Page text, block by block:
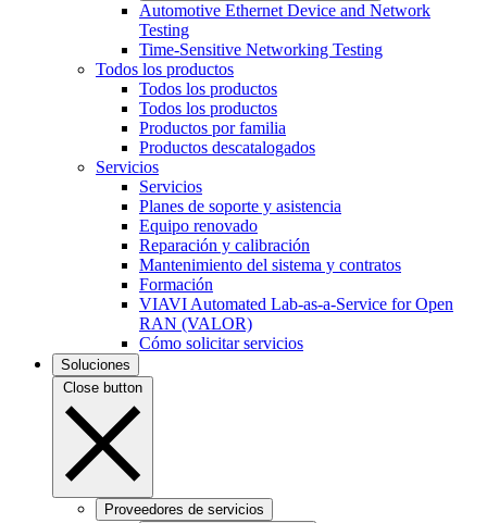
Automotive Ethernet Device and Network
Testing
Time-Sensitive Networking Testing
Todos los productos
Todos los productos
Todos los productos
Productos por familia
Productos descatalogados
Servicios
Servicios
Planes de soporte y asistencia
Equipo renovado
Reparación y calibración
Mantenimiento del sistema y contratos
Formación
VIAVI Automated Lab-as-a-Service for Open
RAN (VALOR)
Cómo solicitar servicios
Soluciones
Close button
Proveedores de servicios